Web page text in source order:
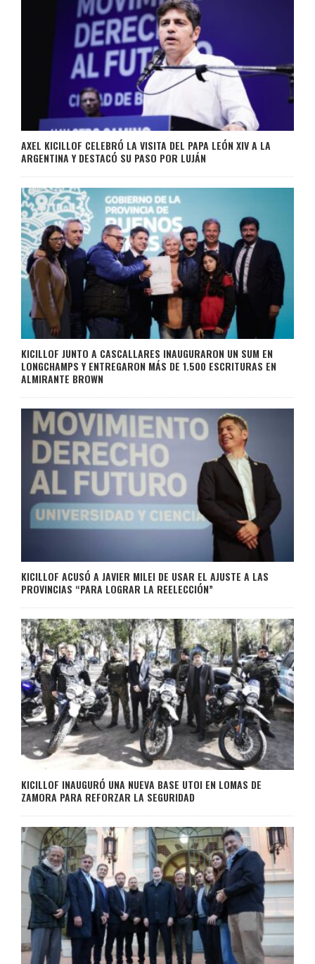
AXEL KICILLOF CELEBRÓ LA VISITA DEL PAPA LEÓN XIV A LA
ARGENTINA Y DESTACÓ SU PASO POR LUJÁN
KICILLOF JUNTO A CASCALLARES INAUGURARON UN SUM EN
LONGCHAMPS Y ENTREGARON MÁS DE 1.500 ESCRITURAS EN
ALMIRANTE BROWN
KICILLOF ACUSÓ A JAVIER MILEI DE USAR EL AJUSTE A LAS
PROVINCIAS “PARA LOGRAR LA REELECCIÓN”
KICILLOF INAUGURÓ UNA NUEVA BASE UTOI EN LOMAS DE
ZAMORA PARA REFORZAR LA SEGURIDAD